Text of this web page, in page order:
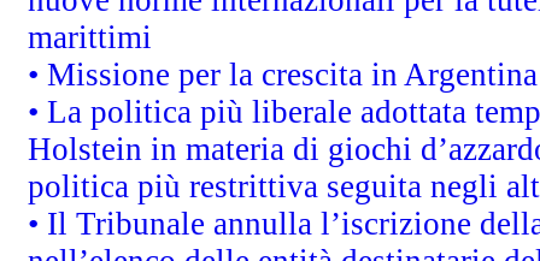
marittimi
• Missione per la crescita in
• La politica più liberale adottata
Holstein in materia di giochi
politica più restrittiva seguita negli
• Il Tribunale annulla l’iscrizione